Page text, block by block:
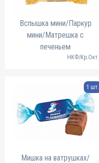
Вспышка мини/Паркур
мини/Матрешка с
печеньем
НКФ/Кр.Окт.
Мишка на ватрушках/
1 шт.